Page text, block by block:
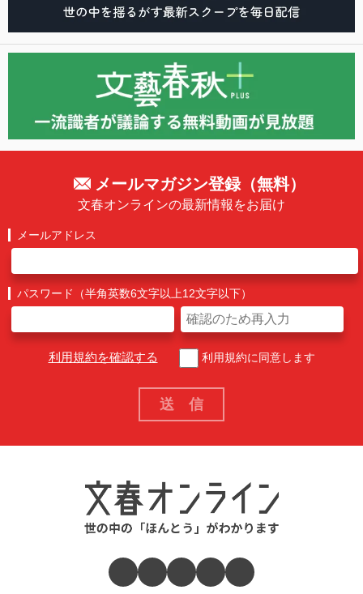
メールマガジン登録（無料）
文春オンラインの最新情報をお届け
メールアドレス
パスワード（半角英数6文字以上12文字以下）
利用規約を確認する 利用規約に同意します